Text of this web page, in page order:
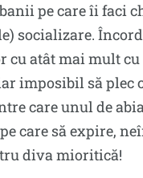
pe care îi faci
socializare.
atât mai mult cu
imposibil să plec
care unul de
care să expire,
diva mioritică!